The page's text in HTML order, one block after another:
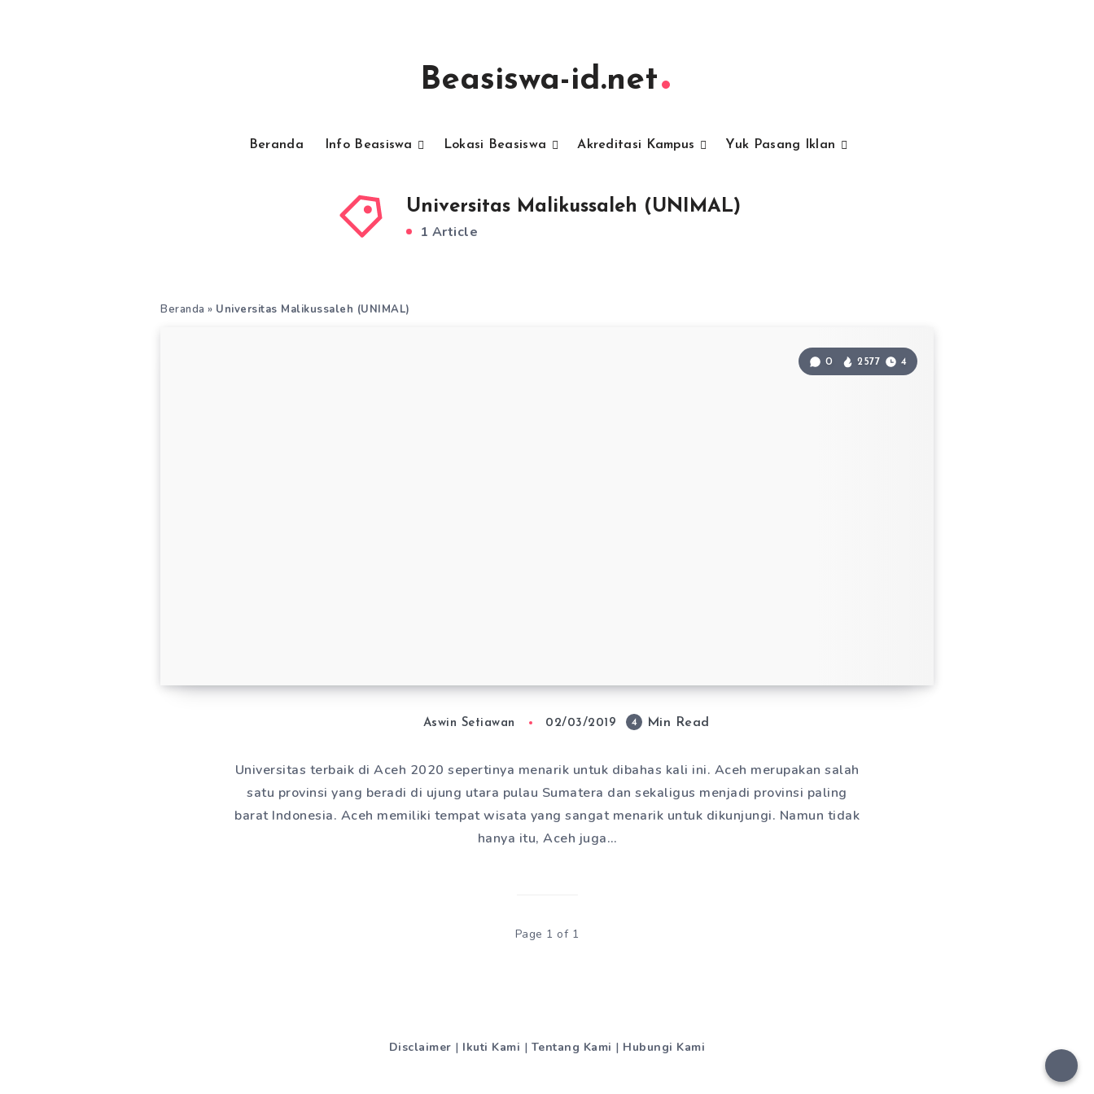
Beasiswa-id.net
Beranda Info Beasiswa Lokasi Beasiswa Akreditasi Kampus Yuk Pasang Iklan
Universitas Malikussaleh (UNIMAL)
1 Article
Beranda » Universitas Malikussaleh (UNIMAL)
0 2577 4
Aswin Setiawan 02/03/2019 4 Min Read
Universitas terbaik di Aceh 2020 sepertinya menarik untuk dibahas kali ini. Aceh merupakan salah
satu provinsi yang beradi di ujung utara pulau Sumatera dan sekaligus menjadi provinsi paling
barat Indonesia. Aceh memiliki tempat wisata yang sangat menarik untuk dikunjungi. Namun tidak
hanya itu, Aceh juga…
Page 1 of 1
Disclaimer | Ikuti Kami | Tentang Kami | Hubungi Kami